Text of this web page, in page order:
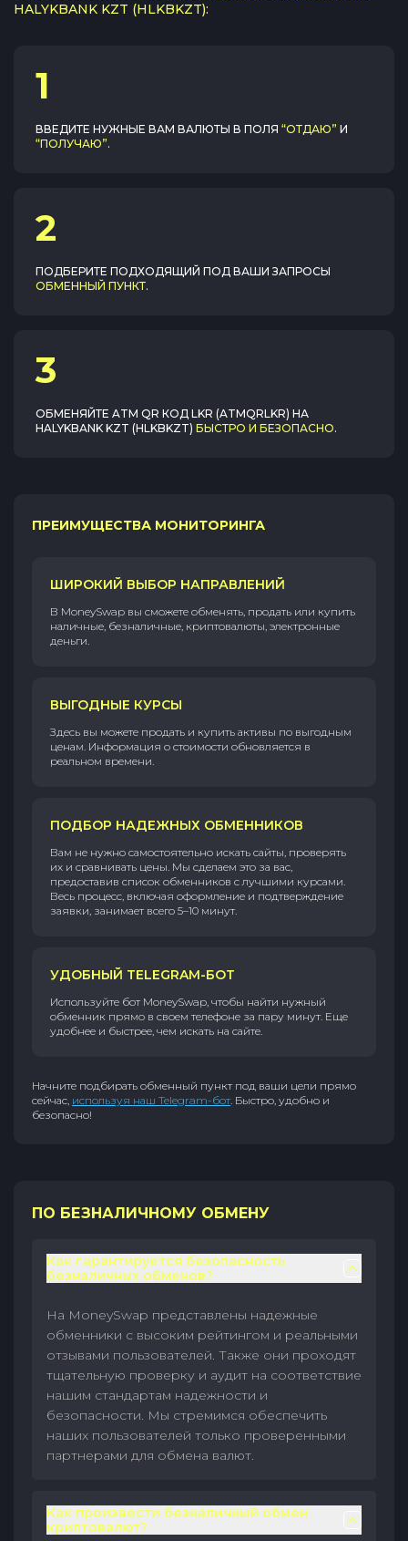
HALYKBANK KZT (HLKBKZT):
1
ВВЕДИТЕ НУЖНЫЕ ВАМ ВАЛЮТЫ В ПОЛЯ “ОТДАЮ” И
“ПОЛУЧАЮ”.
2
ПОДБЕРИТЕ ПОДХОДЯЩИЙ ПОД ВАШИ ЗАПРОСЫ
ОБМЕННЫЙ ПУНКТ.
3
ОБМЕНЯЙТЕ ATM QR КОД LKR (ATMQRLKR) НА
HALYKBANK KZT (HLKBKZT) БЫСТРО И БЕЗОПАСНО.
ПРЕИМУЩЕСТВА МОНИТОРИНГА
ШИРОКИЙ ВЫБОР НАПРАВЛЕНИЙ
В MoneySwap вы сможете обменять, продать или купить
наличные, безналичные, криптовалюты, электронные
деньги.
ВЫГОДНЫЕ КУРСЫ
Здесь вы можете продать и купить активы по выгодным
ценам. Информация о стоимости обновляется в
реальном времени.
ПОДБОР НАДЕЖНЫХ ОБМЕННИКОВ
Вам не нужно самостоятельно искать сайты, проверять
их и сравнивать цены. Мы сделаем это за вас,
предоставив список обменников с лучшими курсами.
Весь процесс, включая оформление и подтверждение
заявки, занимает всего 5–10 минут.
УДОБНЫЙ TELEGRAM-БОТ
Используйте бот MoneySwap, чтобы найти нужный
обменник прямо в своем телефоне за пару минут. Еще
удобнее и быстрее, чем искать на сайте.
Начните подбирать обменный пункт под ваши цели прямо
сейчас, используя наш Telegram-бот. Быстро, удобно и
безопасно!
ПО БЕЗНАЛИЧНОМУ ОБМЕНУ
Как гарантируется безопасность
безналичных обменов?
На MoneySwap представлены надежные
обменники с высоким рейтингом и реальными
отзывами пользователей. Также они проходят
тщательную проверку и аудит на соответствие
нашим стандартам надежности и
безопасности. Мы стремимся обеспечить
наших пользователей только проверенными
партнерами для обмена валют.
Как произвести безналичный обмен
криптовалют?